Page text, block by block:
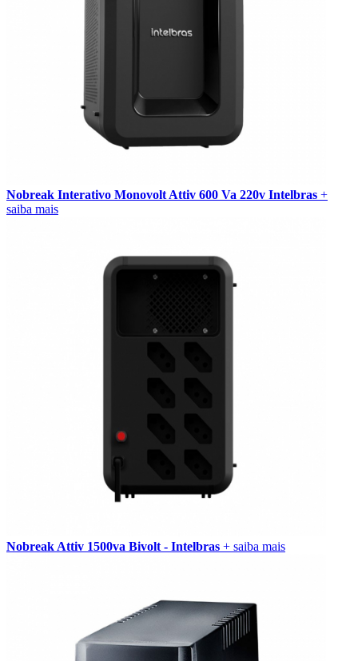
Nobreak Interativo Monovolt Attiv 600 Va 220v Intelbras +
saiba mais
Nobreak Attiv 1500va Bivolt - Intelbras + saiba mais